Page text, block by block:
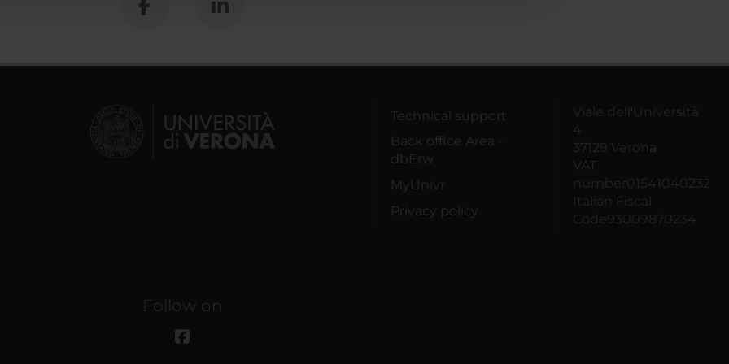
Technical support
Back office Area -
dbErw
MyUnivr
Privacy policy
Viale dell'Università
4
37129 Verona
VAT
number01541040232
Italian Fiscal
Code93009870234
Follow on